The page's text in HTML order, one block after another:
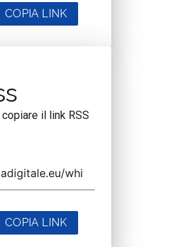
COPIA LINK
il link RSS
COPIA LINK